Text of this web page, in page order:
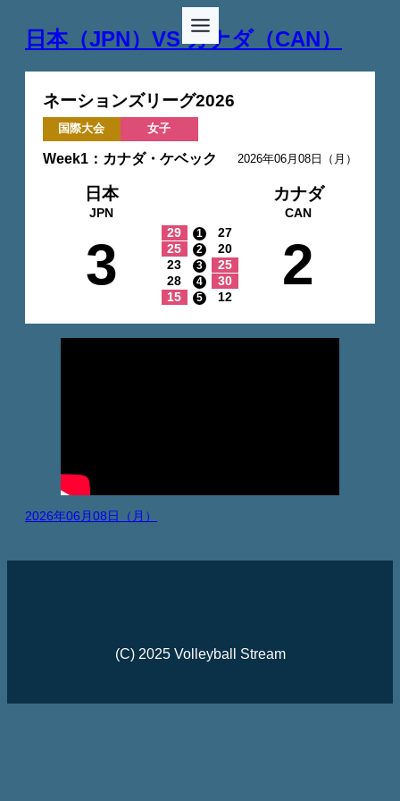
日本（JPN）VS カナダ（CAN）
ネーションズリーグ2026
国際大会 女子
Week1：カナダ・ケベック 2026年06月08日（月）
日本
JPN
カナダ
CAN
3
29 1
27
25
2
20
23
3
25
28
4
30
15
5 12 2
2026年06月08日（月）
(C) 2025 Volleyball Stream